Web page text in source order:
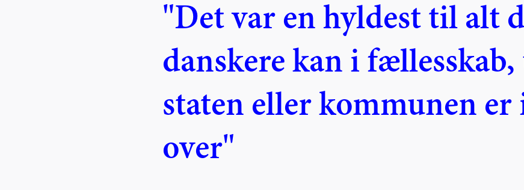
"Det var en hyldest til alt
danskere kan i fællesskab,
staten eller kommunen er
over"